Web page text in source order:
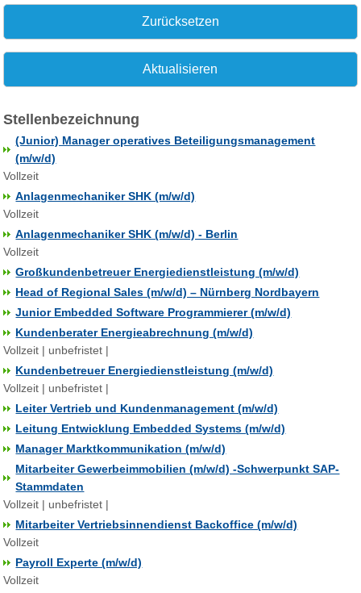
Zurücksetzen
Aktualisieren
Stellenbezeichnung
(Junior) Manager operatives Beteiligungsmanagement
(m/w/d)
Vollzeit
Anlagenmechaniker SHK (m/w/d)
Vollzeit
Anlagenmechaniker SHK (m/w/d) - Berlin
Vollzeit
Großkundenbetreuer Energiedienstleistung (m/w/d)
Head of Regional Sales (m/w/d) – Nürnberg Nordbayern
Junior Embedded Software Programmierer (m/w/d)
Kundenberater Energieabrechnung (m/w/d)
Vollzeit | unbefristet |
Kundenbetreuer Energiedienstleistung (m/w/d)
Vollzeit | unbefristet |
Leiter Vertrieb und Kundenmanagement (m/w/d)
Leitung Entwicklung Embedded Systems (m/w/d)
Manager Marktkommunikation (m/w/d)
Mitarbeiter Gewerbeimmobilien (m/w/d) -Schwerpunkt SAP-
Stammdaten
Vollzeit | unbefristet |
Mitarbeiter Vertriebsinnendienst Backoffice (m/w/d)
Vollzeit
Payroll Experte (m/w/d)
Vollzeit